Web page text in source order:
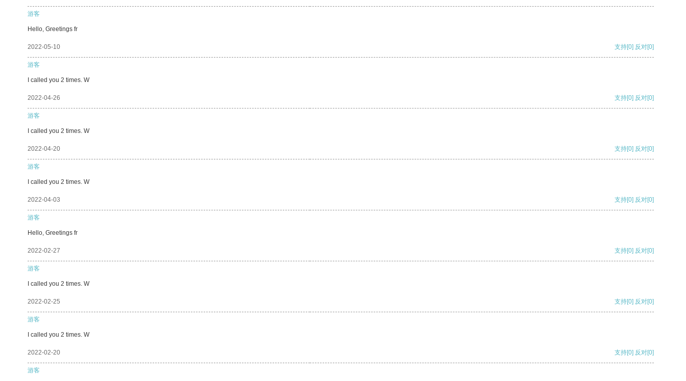
游客
Hello, Greetings fr
2022-05-10 支持[0] 反对[0]
游客
I called you 2 times. W
2022-04-26 支持[0] 反对[0]
游客
I called you 2 times. W
2022-04-20 支持[0] 反对[0]
游客
I called you 2 times. W
2022-04-03 支持[0] 反对[0]
游客
Hello, Greetings fr
2022-02-27 支持[0] 反对[0]
游客
I called you 2 times. W
2022-02-25 支持[0] 反对[0]
游客
I called you 2 times. W
2022-02-20 支持[0] 反对[0]
游客